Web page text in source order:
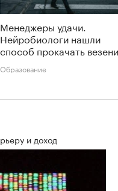
Менеджеры удачи.
Нейробиологи нашли
способ прокачать
Образование
и доход